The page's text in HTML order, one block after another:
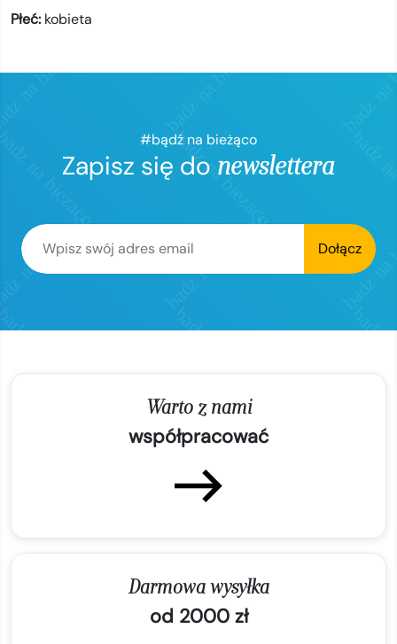
Płeć: kobieta
#bądź na bieżąco
Zapisz się do newslettera
Dołącz
Warto z nami
współpracować
Darmowa wysyłka
od 2000 zł